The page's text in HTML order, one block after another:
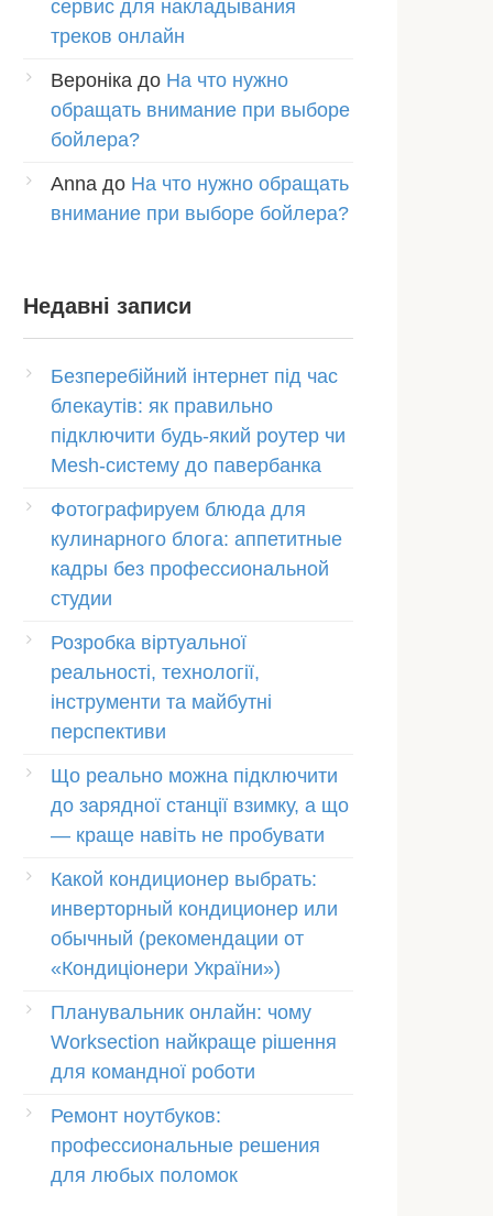
сервис для накладывания
треков онлайн
Вероніка до На что нужно
обращать внимание при выборе
бойлера?
Anna до На что нужно обращать
внимание при выборе бойлера?
Недавні записи
Безперебійний інтернет під час
блекаутів: як правильно
підключити будь-який роутер чи
Mesh-систему до павербанка
Фотографируем блюда для
кулинарного блога: аппетитные
кадры без профессиональной
студии
Розробка віртуальної
реальності, технології,
інструменти та майбутні
перспективи
Що реально можна підключити
до зарядної станції взимку, а що
— краще навіть не пробувати
Какой кондиционер выбрать:
инверторный кондиционер или
обычный (рекомендации от
«Кондиціонери України»)
Планувальник онлайн: чому
Worksection найкраще рішення
для командної роботи
Ремонт ноутбуков:
профессиональные решения
для любых поломок